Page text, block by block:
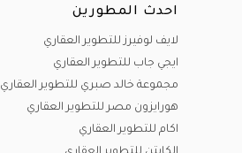
احدث المطورين
لايف لوفيرز للتطوير العقاري
ايجي جاب للتطوير العقاري
مجموعة خالد صبري للتطوير العقاري
هورايزون مصر للتطوير العقاري
اكام للتطوير العقاري